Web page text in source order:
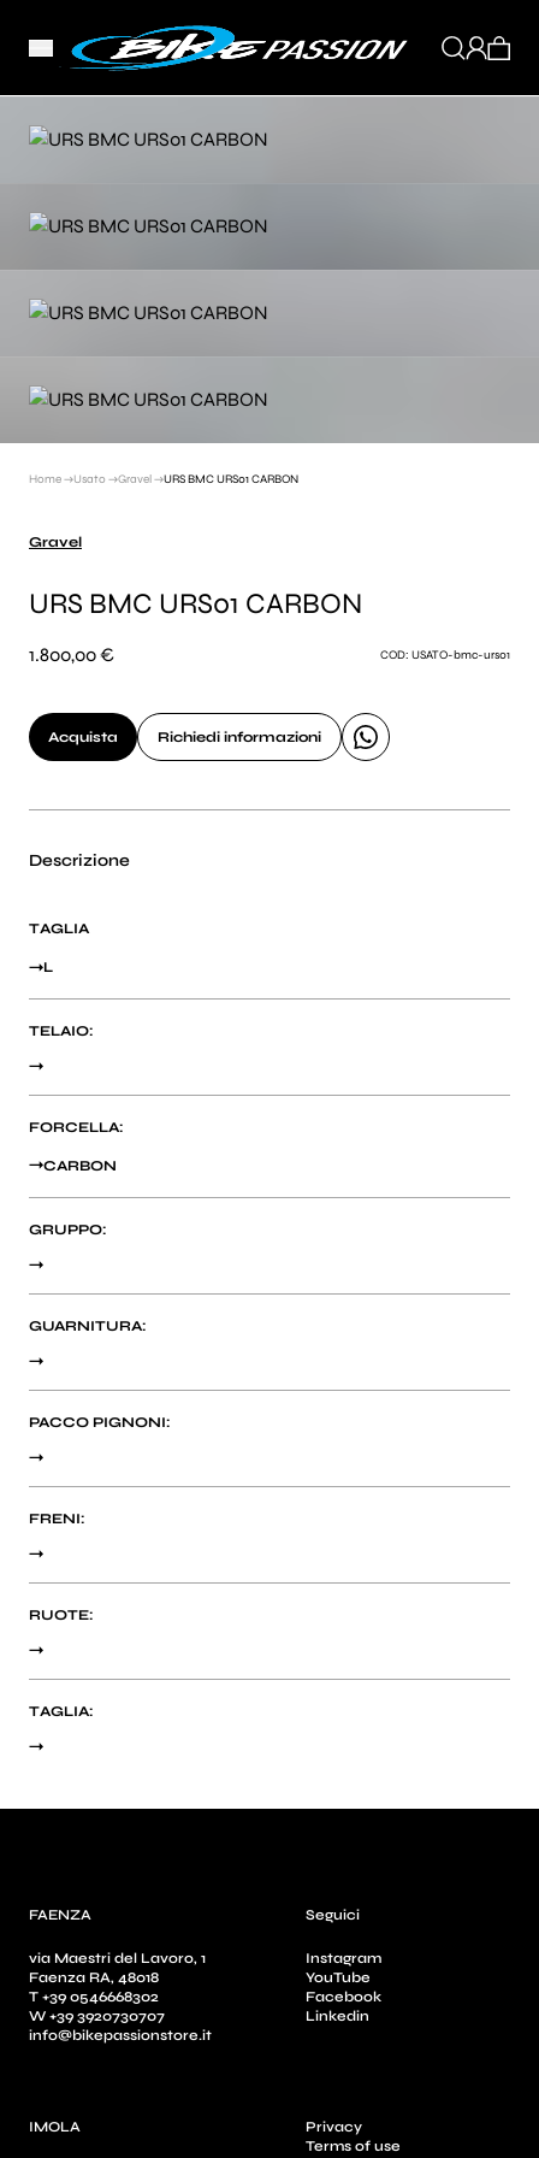
Home →Usato →Gravel →URS BMC URS01 CARBON
Gravel
URS BMC URS01 CARBON
1.800,00 € COD: USATO-bmc-urs01
Acquista Richiedi informazioni
Descrizione
TAGLIA
L
TELAIO:
FORCELLA:
CARBON
GRUPPO:
GUARNITURA:
PACCO PIGNONI:
FRENI:
RUOTE:
TAGLIA:
FAENZA
via Maestri del Lavoro, 1
Faenza RA, 48018
T +39 0546668302
W +39 3920730707
info@bikepassionstore.it
IMOLA
Seguici
Instagram
YouTube
Facebook
Linkedin
Privacy
Terms of use